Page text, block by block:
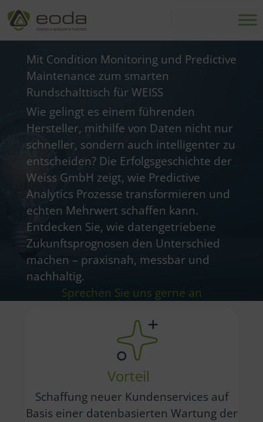
Zum
Inhalt
springen
Mit Condition Monitoring und Predictive
Maintenance zum smarten
Rundschalttisch für WEISS
Wie gelingt es einem führenden
Hersteller, mithilfe von Daten nicht nur
schneller, sondern auch intelligenter zu
entscheiden? Die Erfolgsgeschichte der
Weiss GmbH zeigt, wie Predictive
Analytics Prozesse transformieren und
echten Mehrwert schaffen kann.
Entdecken Sie, wie datengetriebene
Zukunftsprognosen den Unterschied
machen – praxisnah, messbar und
nachhaltig.
Sprechen Sie uns gerne an
Vorteil
Schaffung neuer Kundenservices auf
Basis einer datenbasierten Wartung der